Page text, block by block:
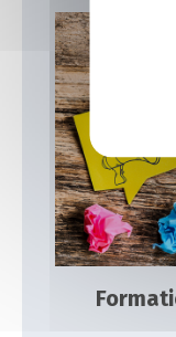
Actualités